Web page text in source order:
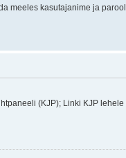
meeles kasutajanime ja
(KJP); Linki KJP